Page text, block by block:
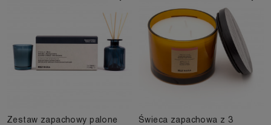
Zestaw zapachowy palone
Świeca zapachowa z 3